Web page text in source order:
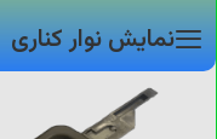
نمایش نوار کناری